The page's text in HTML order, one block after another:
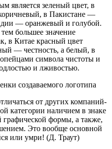
является зеленый цвет, в
в Пакистане —
— оранжевый и голубой.
большее значение
в Китае красный цвет
— честность, а белый, в
символа чистоты и
и лживостью.
создаваемого логотипа
от других компаний-
категории наличием в знаке
формы, а также,
Это вообще основной
или умри! (Д. Траут)